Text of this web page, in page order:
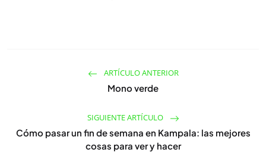
ARTÍCULO ANTERIOR
Mono verde
SIGUIENTE ARTÍCULO
Cómo pasar un fin de semana en Kampala: las mejores
cosas para ver y hacer